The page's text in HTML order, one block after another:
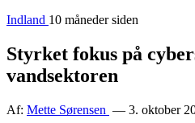
Indland 10 måneder siden
Styrket fokus på
vandsektoren
Af: Mette Sørensen — 3. oktober